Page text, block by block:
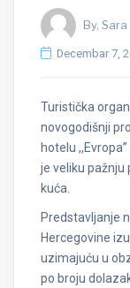
By, Sara
Decembar 7,
Turistička
novogodišnji
hotelu
je veliku pažnju
kuća.
Predstavljanje
Hercegovine
uzimajuću u
po broju